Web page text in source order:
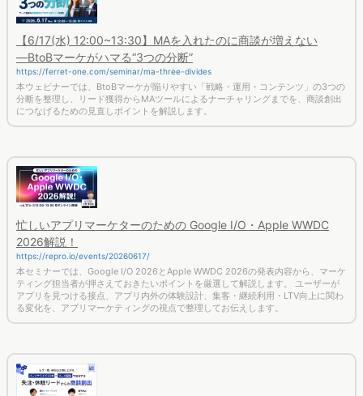
【6/17(水) 12:00~13:30】MAを入れたのに商談が増えない
―BtoBマーケがハマる“3つの分断”
https://ferret-one.com/seminar/ma-three-divides
本ウェビナーでは、BtoBマーケが陥りやすい「戦略・運用・コンテンツ」の3つの
分断を整理し、リード獲得からMAツールによるナーチャリングまでを、商談創出
につなげるための見直しポイントを解説します。
忙しいアプリマーケターのための Google I/O・Apple WWDC
2026解説！
https://repro.io/events/20260617/
本セミナーでは、Google I/O 2026とApple WWDC 2026の発表内容から、マーケ
ティング担当者が押さえておきたいポイントを厳選して解説します。 ユーザーが
アプリを見つける接点、アプリ内外の体験設計、集客・継続利用・LTV向上に関わ
る変化を、アプリマーケティングの視点で整理してお伝えします。